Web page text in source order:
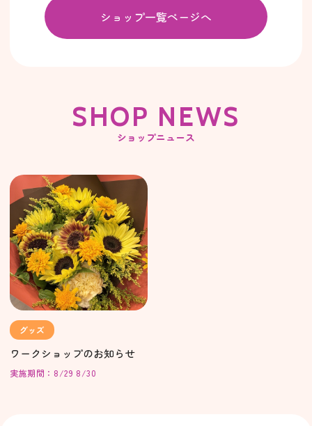
ショップ一覧ページへ
SHOP NEWS
ショップニュース
グッズ
ワークショップのお知らせ
実施期間：8/29 8/30